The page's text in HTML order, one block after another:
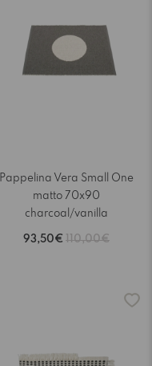
Pappelina Vera Small One
matto 70x90
charcoal/vanilla
93,50€ 110,00€